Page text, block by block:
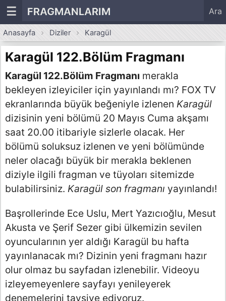
☰ FRAGMANLARIM Ara
Anasayfa Diziler Karagül
Karagül 122.Bölüm Fragmanı
Karagül 122.Bölüm Fragmanı merakla
bekleyen izleyiciler için yayınlandı mı? FOX TV
ekranlarında büyük beğeniyle izlenen Karagül
dizisinin yeni bölümü 20 Mayıs Cuma akşamı
saat 20.00 itibariyle sizlerle olacak. Her
bölümü soluksuz izlenen ve yeni bölümünde
neler olacağı büyük bir merakla beklenen
diziyle ilgili fragman ve tüyoları sitemizde
bulabilirsiniz. Karagül son fragmanı yayınlandı!
Başrollerinde Ece Uslu, Mert Yazıcıoğlu, Mesut
Akusta ve Şerif Sezer gibi ülkemizin sevilen
oyuncularının yer aldığı Karagül bu hafta
yayınlanacak mı? Dizinin yeni fragmanı hazır
olur olmaz bu sayfadan izlenebilir. Videoyu
izleyemeyenlere sayfayı yenileyerek
denemelerini tavsiye ediyoruz.